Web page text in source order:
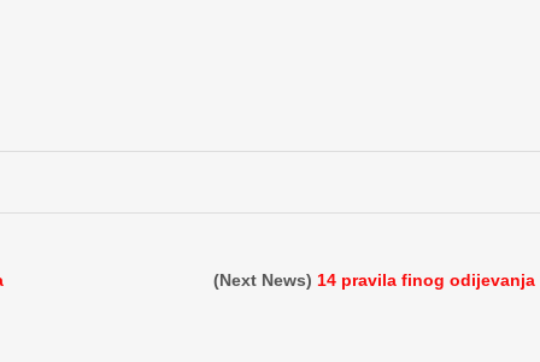
(Next News)14 pravila finog odijevanja